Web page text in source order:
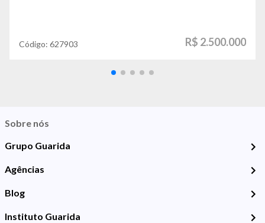
Código: 627903 R$ 2.500.000
Sobre nós
Grupo Guarida
Agências
Blog
Instituto Guarida